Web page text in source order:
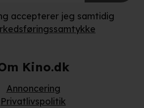
accepterer jeg samtidig
Kino.dk
Annoncering
Privatlivspolitik